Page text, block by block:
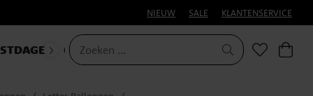
NIEUW SALE KLANTENSERVICE
CARNAVAL